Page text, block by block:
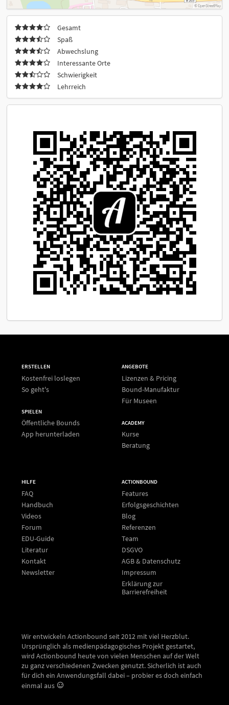
Gesamt
Spaß
Abwechslung
Interessante Orte
Schwierigkeit
Lehrreich
ERSTELLEN
Kostenfrei loslegen
So geht's
SPIELEN
Öffentliche Bounds
App herunterladen
ANGEBOTE
Lizenzen & Pricing
Bound-Manufaktur
Für Museen
ACADEMY
Kurse
Beratung
HILFE
FAQ
Handbuch
Videos
Forum
EDU-Guide
Literatur
Kontakt
Newsletter
ACTIONBOUND
Features
Erfolgsgeschichten
Blog
Referenzen
Team
DSGVO
AGB & Datenschutz
Impressum
Erklärung zur
Barrierefreiheit
Wir entwickeln Actionbound seit 2012 mit viel Herzblut.
Ursprünglich als medienpädagogisches Projekt gestartet,
wird Actionbound heute von vielen Menschen auf der Welt
zu ganz verschiedenen Zwecken genutzt. Sicherlich ist auch
für dich ein Anwendungsfall dabei – probier es doch einfach
einmal aus